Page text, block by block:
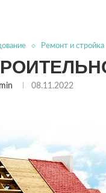
Ремонт и стройка
08.11.2022